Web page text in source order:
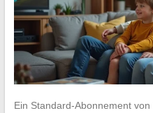
Ein Standard-Abonnement